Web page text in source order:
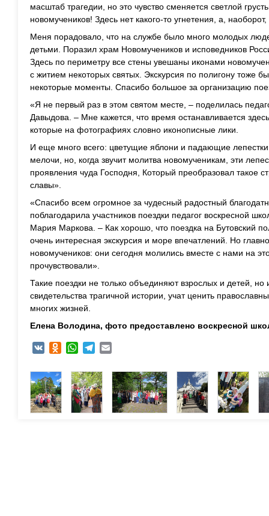
масштаб трагедии, но это чувство сменяется светлой
новомучеников! Здесь нет какого-то угнетения, а, наоборот,
Меня порадовало, что на службе было много молодых
детьми. Поразил храм Новомучеников и исповедников
Здесь по периметру все стены увешаны иконами
с житием некоторых святых. Экскурсия по полигону тоже
некоторые моменты. Спасибо большое за организацию
«Я не первый раз в этом святом месте, – поделилась
Давыдова. – Мне кажется, что время останавливается
которые на фотографиях словно иконописные лики.
И еще много всего: цветущие яблони и падающие
мелочи, но, когда звучит молитва новомученикам, эти
проявления чуда Господня, Который преобразовал такое
славы».
«Спасибо всем огромное за чудесный радостный
поблагодарила участников поездки педагог воскресной
Мария Маркова. – Как хорошо, что поездка на Бутовский
очень интересная экскурсия и море впечатлений. Но
новомучеников: они сегодня молились вместе с нами на
прочувствовали».
Такие поездки не только объединяют взрослых и детей,
свидетельства трагичной истории, учат ценить
многих жизней.
Елена Володина, фото предоставлено воскресной
VK Odnoklassniki
WhatsAppTelegram